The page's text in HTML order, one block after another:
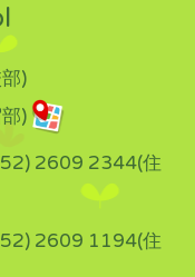
)
)
2609 2344(住
2609 1194(住